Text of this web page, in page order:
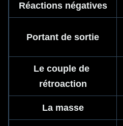
Réactions négatives
Portant de sortie
Le couple de
rétroaction
La masse